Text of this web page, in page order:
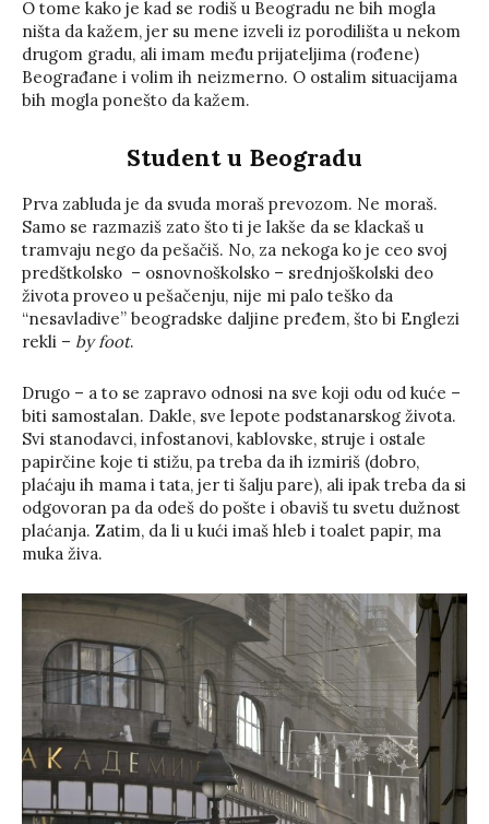
O tome kako je kad se rodiš u Beogradu ne bih mogla
ništa da kažem, jer su mene izveli iz porodilišta u nekom
drugom gradu, ali imam među prijateljima (rođene)
Beograđane i volim ih neizmerno. O ostalim situacijama
bih mogla ponešto da kažem.
Student u Beogradu
Prva zabluda je da svuda moraš prevozom. Ne moraš.
Samo se razmaziš zato što ti je lakše da se klackaš u
tramvaju nego da pešačiš. No, za nekoga ko je ceo svoj
predštkolsko – osnovnoškolsko – srednjoškolski deo
života proveo u pešačenju, nije mi palo teško da
“nesavladive” beogradske daljine pređem, što bi Englezi
rekli – by foot.
Drugo – a to se zapravo odnosi na sve koji odu od kuće –
biti samostalan. Dakle, sve lepote podstanarskog života.
Svi stanodavci, infostanovi, kablovske, struje i ostale
papirčine koje ti stižu, pa treba da ih izmiriš (dobro,
plaćaju ih mama i tata, jer ti šalju pare), ali ipak treba da si
odgovoran pa da odeš do pošte i obaviš tu svetu dužnost
plaćanja. Zatim, da li u kući imaš hleb i toalet papir, ma
muka živa.